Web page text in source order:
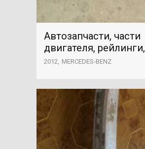
Автозапчасти, части
двигателя, рейлинги,
MERCEDES-BENZ
2012 MERCEDES-BENZ